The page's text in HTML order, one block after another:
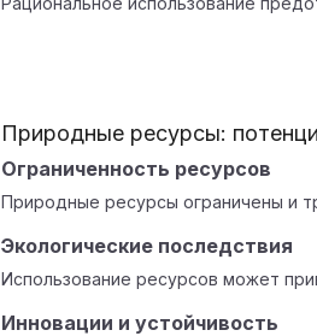
Природные ресурсы:
Ограниченность ресурсов
Природные ресурсы ограничены и
Экологические последствия
Использование ресурсов может
Инновации и устойчивость